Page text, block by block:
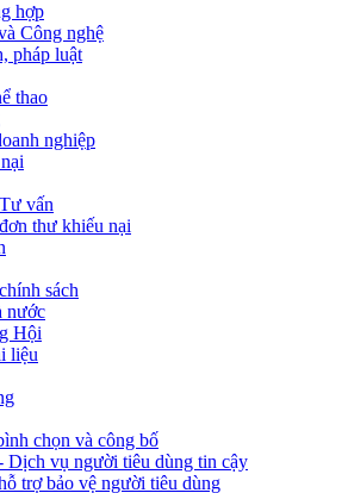
hợp
Công nghệ
pháp luật
thao
nghiệp
vấn
thư khiếu nại
sách
nước
Hội
liệu
chọn và công bố
Dịch vụ người tiêu dùng tin cậy
trợ bảo vệ người tiêu dùng